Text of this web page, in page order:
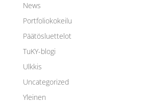
News
Portfoliokokeilu
Päätösluettelot
TuKY-blogi
Ulkkis
Uncategorized
Yleinen